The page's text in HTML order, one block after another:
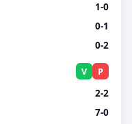
1-0
0-1
0-2
V P
2-2
7-0